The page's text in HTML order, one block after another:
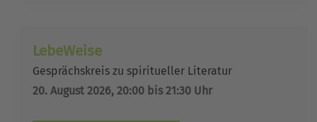
LebeWeise
Gesprächskreis zu spiritueller Literatur
20. August 2026, 20:00 bis 21:30 Uhr